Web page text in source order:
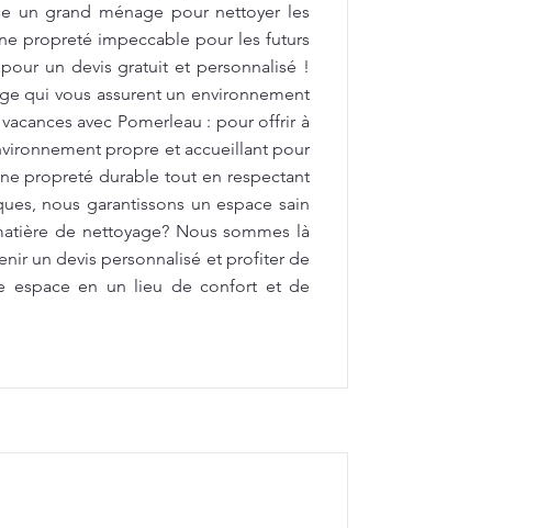
un grand ménage pour nettoyer les
propreté impeccable pour les futurs
un devis gratuit et personnalisé !
qui vous assurent un environnement
avec Pomerleau : pour offrir à
propre et accueillant pour
propreté durable tout en respectant
nous garantissons un espace sain
de nettoyage? Nous sommes là
un devis personnalisé et profiter de
espace en un lieu de confort et de